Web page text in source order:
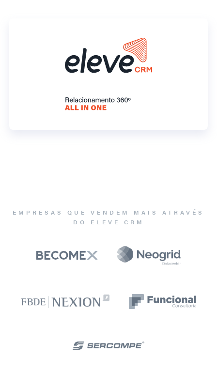
EMPRESAS QUE VENDEM MAIS ATRAVÉS
DO ELEVE CRM